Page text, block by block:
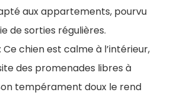
aux appartements, pourvu
de sorties régulières.
Ce chien est calme à l’intérieur,
des promenades libres à
tempérament doux le rend